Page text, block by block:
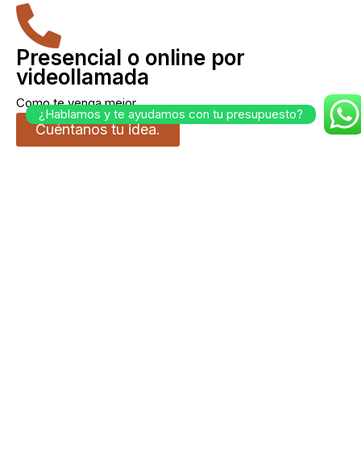
Presencial o online por
videollamada
Como te venga mejor.
Cuéntanos tu idea.
¿Hablamos y te ayudamos con tu presupuesto?